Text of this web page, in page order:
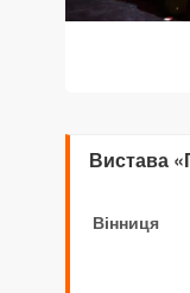
Вистава
Вінниця